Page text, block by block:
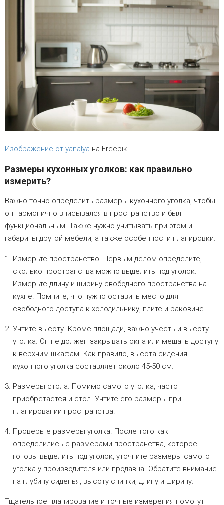
Изображение от yanalya на Freepik
Размеры кухонных уголков: как правильно
измерить?
Важно точно определить размеры кухонного уголка, чтобы
он гармонично вписывался в пространство и был
функциональным. Также нужно учитывать при этом и
габариты другой мебели, а также особенности планировки.
Измерьте пространство. Первым делом определите,
сколько пространства можно выделить под уголок.
Измерьте длину и ширину свободного пространства на
кухне. Помните, что нужно оставить место для
свободного доступа к холодильнику, плите и раковине.
Учтите высоту. Кроме площади, важно учесть и высоту
уголка. Он не должен закрывать окна или мешать доступу
к верхним шкафам. Как правило, высота сидения
кухонного уголка составляет около 45-50 см.
Размеры стола. Помимо самого уголка, часто
приобретается и стол. Учтите его размеры при
планировании пространства.
Проверьте размеры уголка. После того как
определились с размерами пространства, которое
готовы выделить под уголок, уточните размеры самого
уголка у производителя или продавца. Обратите внимание
на глубину сиденья, высоту спинки, длину и ширину.
Тщательное планирование и точные измерения помогут